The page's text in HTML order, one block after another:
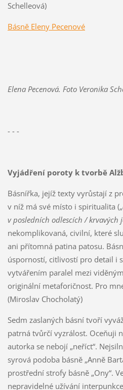
Schelleová)
Básně Eleny Pecenové
Elena Pecenová. Foto Veronika
- - -
Vyjádření poroty k tvorbě
Básnířka, jejíž texty vyrůstají z
v níž má své místo i spiritualita („
v posledních odlescích / krvavých
nekomplikovaná, civilní, které
ani přítomná patina patosu.
úsporností, citlivostí pro detail i
vytvářením paralel mezi
originální metaforičnost. Pro
(Miroslav Chocholatý)
Sedm zaslaných básní tvoří
patrná tvůrčí vyzrálost. Oceňuji
autorka se nebojí „neříct“.
syrová podoba básně „Anně
prostřední strofy básně „Ony“.
nepravidelné užívání